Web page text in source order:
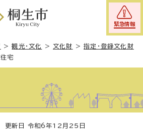
緊急情報
>観光・文化 >文化財 >指定・登録文化財
宅
新日 令和6年12月25日